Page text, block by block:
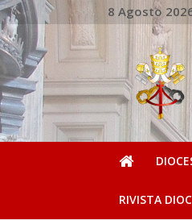
8 Agosto
DIOCESI
DI
ROMA
RIVISTA